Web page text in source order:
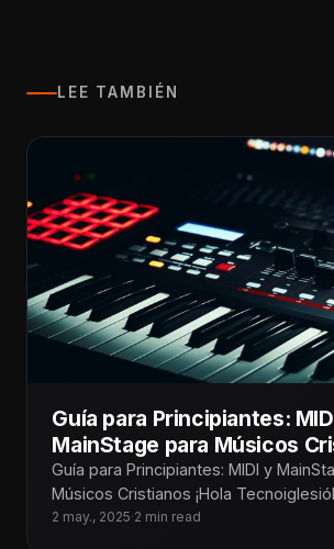
LEE TAMBIÉN
Guía para Principiantes:
MainStage para Músicos
Guía para Principiantes: MIDI y
Músicos Cristianos ¡Hola Tecnoiglesiólogos! En
muchas iglesias hoy en día, la música
2 may., 2025·2 min read